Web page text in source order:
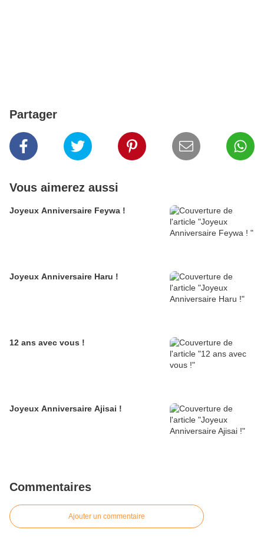
Partager
Vous aimerez aussi
Joyeux Anniversaire Feywa !
Joyeux Anniversaire Haru !
12 ans avec vous !
Joyeux Anniversaire Ajisai !
Commentaires
Ajouter un commentaire